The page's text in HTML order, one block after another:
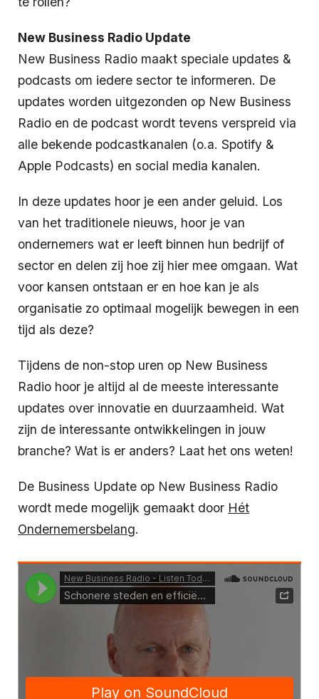
New Business Radio Update
New Business Radio maakt speciale updates &
podcasts om iedere sector te informeren. De
updates worden uitgezonden op New Business
Radio en de podcast wordt tevens verspreid via
alle bekende podcastkanalen (o.a. Spotify &
Apple Podcasts) en social media kanalen.
In deze updates hoor je een ander geluid. Los
van het traditionele nieuws, hoor je van
ondernemers wat er leeft binnen hun bedrijf of
sector en delen zij hoe zij hier mee omgaan. Wat
voor kansen ontstaan er en hoe kan je als
organisatie zo optimaal mogelijk bewegen in een
tijd als deze?
Tijdens de non-stop uren op New Business
Radio hoor je altijd al de meeste interessante
updates over innovatie en duurzaamheid. Wat
zijn de interessante ontwikkelingen in jouw
branche? Wat is er anders? Laat het ons weten!
De Business Update op New Business Radio
wordt mede mogelijk gemaakt door Hét
Ondernemersbelang.